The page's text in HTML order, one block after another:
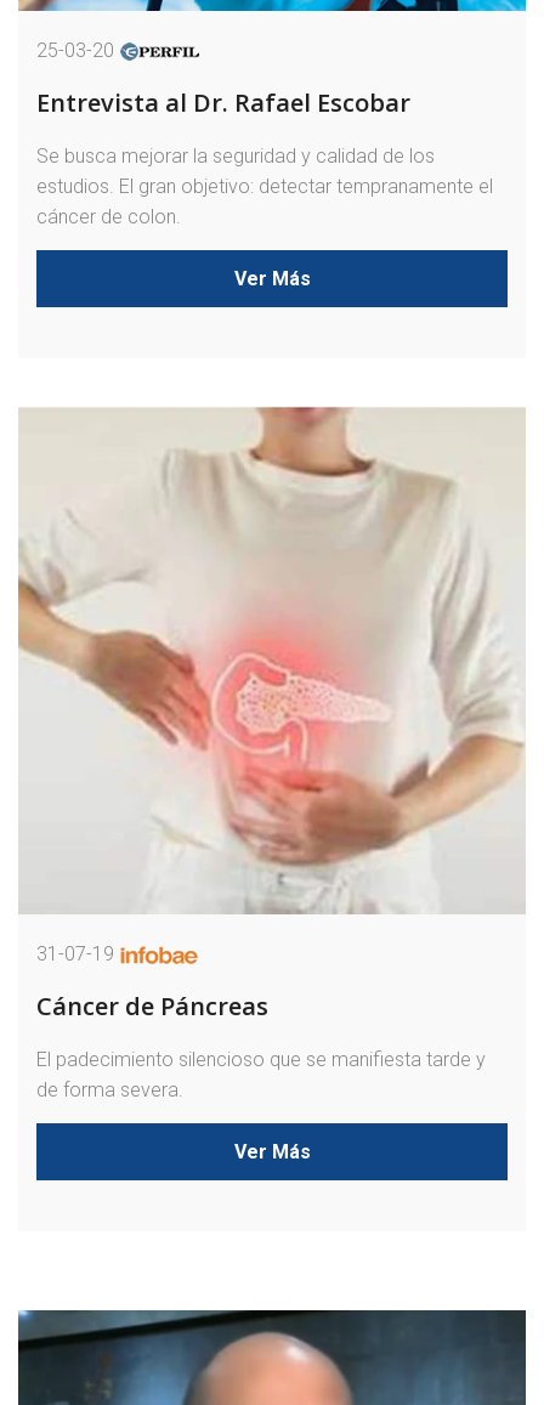
25-03-20
Entrevista al Dr. Rafael Escobar
Se busca mejorar la seguridad y calidad de los
estudios. El gran objetivo: detectar tempranamente el
cáncer de colon.
Ver Más
31-07-19
Cáncer de Páncreas
El padecimiento silencioso que se manifiesta tarde y
de forma severa.
Ver Más